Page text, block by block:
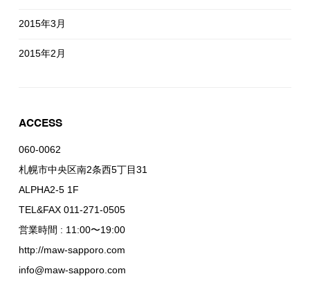
2015年3月
2015年2月
ACCESS
060-0062
札幌市中央区南2条西5丁目31
ALPHA2-5 1F
TEL&FAX 011-271-0505
営業時間 : 11:00〜19:00
http://maw-sapporo.com
info@maw-sapporo.com